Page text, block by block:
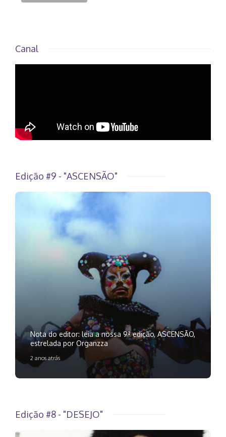
Canal
Edição #9 - "ASCENSÃO"
Nota do editor: leia a nossa 9ª edição, ASCENSÃO,
estrelada por Organzza
2 anos atrás
Edição #8 - "DESEJO"